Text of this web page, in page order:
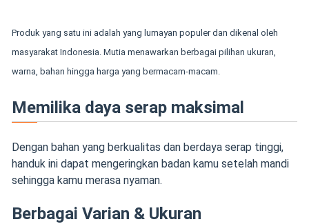
Produk yang satu ini adalah yang lumayan populer dan dikenal oleh
masyarakat Indonesia. Mutia menawarkan berbagai pilihan ukuran,
warna, bahan hingga harga yang bermacam-macam.
Memilika daya serap maksimal
Dengan bahan yang berkualitas dan berdaya serap tinggi,
handuk ini dapat mengeringkan badan kamu setelah mandi
sehingga kamu merasa nyaman.
Berbagai Varian & Ukuran